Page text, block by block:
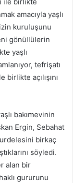
ile birlikte
amacıyla yaşlı
kuruluşunu
gönüllülerin
yaşlı
tefrişatı
birlikte açılışını
bakımevinin
Ergin, Sebahat
birkaç
söyledi.
alan bir
gururunu